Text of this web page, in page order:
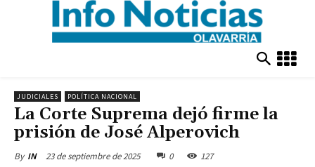
JUDICIALES POLÍTICA NACIONAL
La Corte Suprema dejó firme la
prisión de José Alperovich
By IN 23 de septiembre de 2025 0 127